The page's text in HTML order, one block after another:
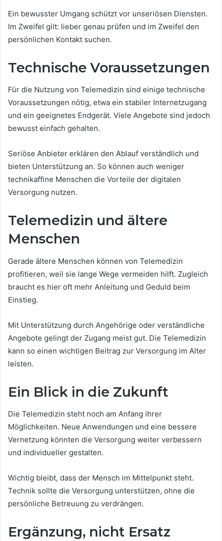
Ein bewusster Umgang schützt vor unseriösen Diensten.
Im Zweifel gilt: lieber genau prüfen und im Zweifel den
persönlichen Kontakt suchen.
Technische Voraussetzungen
Für die Nutzung von Telemedizin sind einige technische
Voraussetzungen nötig, etwa ein stabiler Internetzugang
und ein geeignetes Endgerät. Viele Angebote sind jedoch
bewusst einfach gehalten.
Seriöse Anbieter erklären den Ablauf verständlich und
bieten Unterstützung an. So können auch weniger
technikaffine Menschen die Vorteile der digitalen
Versorgung nutzen.
Telemedizin und ältere
Menschen
Gerade ältere Menschen können von Telemedizin
profitieren, weil sie lange Wege vermeiden hilft. Zugleich
braucht es hier oft mehr Anleitung und Geduld beim
Einstieg.
Mit Unterstützung durch Angehörige oder verständliche
Angebote gelingt der Zugang meist gut. Die Telemedizin
kann so einen wichtigen Beitrag zur Versorgung im Alter
leisten.
Ein Blick in die Zukunft
Die Telemedizin steht noch am Anfang ihrer
Möglichkeiten. Neue Anwendungen und eine bessere
Vernetzung könnten die Versorgung weiter verbessern
und individueller gestalten.
Wichtig bleibt, dass der Mensch im Mittelpunkt steht.
Technik sollte die Versorgung unterstützen, ohne die
persönliche Betreuung zu verdrängen.
Ergänzung, nicht Ersatz